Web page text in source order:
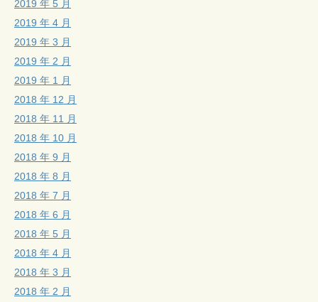
2019 年 5 月
2019 年 4 月
2019 年 3 月
2019 年 2 月
2019 年 1 月
2018 年 12 月
2018 年 11 月
2018 年 10 月
2018 年 9 月
2018 年 8 月
2018 年 7 月
2018 年 6 月
2018 年 5 月
2018 年 4 月
2018 年 3 月
2018 年 2 月